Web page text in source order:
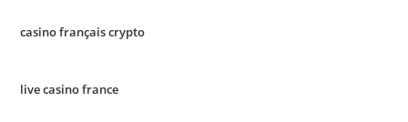
casino français crypto
live casino france